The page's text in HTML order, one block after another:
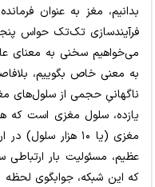
بدانیم، مغز به عنوان
فرآیندسازی تک‌تک حواس
می‌خواهیم سخنی به معنای
به معنی خاص بگوییم،
ناگهانیِ حجمی از سلول‌های
یازده، سلول مغزی است که
مغزی (یا ۱۰ هزار
عظیم، مسئولیت بار ارتباطی
که این شبکه، جوابگوی لحظه